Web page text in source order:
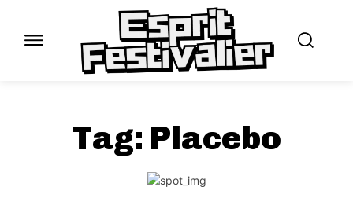
Tag: Placebo